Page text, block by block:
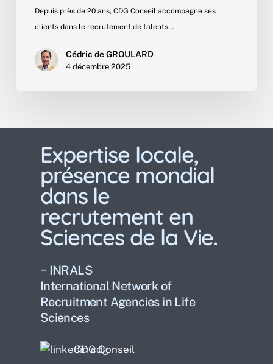
Depuis près de 20 ans, CDG Conseil accompagne ses
clients dans le recrutement de talents…
Cédric de GROULARD
4 décembre 2025
Expertise locale,
présence mondial
dans le
recrutement en
Sciences de la Vie.
− INRALS
International Network of
Recruitment Agencies in Life
Sciences
CDG Conseil